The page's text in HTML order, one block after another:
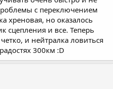
с переключением
хреновая, но оказалось
сцепления и все. Теперь
и нейтралка ловиться
300км :D